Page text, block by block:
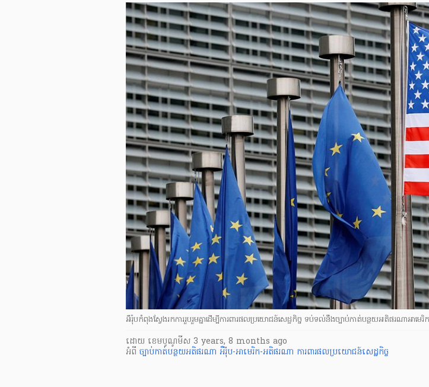
អឺរ៉ុបកំពុងស្វែងរកការរួបរួមគ្នាដើម្បីការពារផលប្រយោជន៍សេដ្ឋកិច្ច ទប់ទល់នឹងច្បាប់កាត់បន្ថយអតិផរណាអាមេរិក
ដោយ ​ ខេមបូណូមីស 3 years, 8 months ago
អំពី ច្បាប់កាត់បន្ថយអតិផរណា អឺរ៉ុប-អាមេរិក-អតិផរណា ការពារផលប្រយោជន៍សេដ្ឋកិច្ច